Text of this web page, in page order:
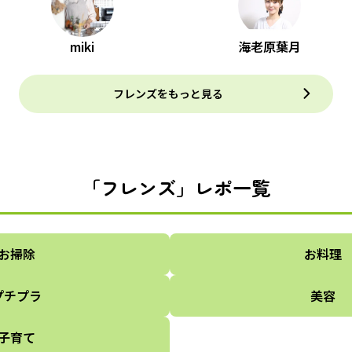
miki 海老原葉月
フレンズをもっと見る
「フレンズ」レポ一覧
掃除 お料理
チプラ 美容
育て